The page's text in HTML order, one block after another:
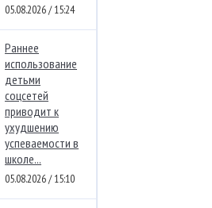
05.08.2026 / 15:24
Раннее
использование
детьми
соцсетей
приводит к
ухудшению
успеваемости в
школе...
05.08.2026 / 15:10